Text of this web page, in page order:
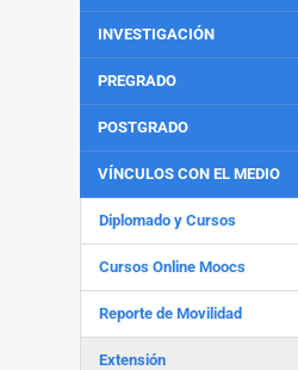
INVESTIGACIÓN
PREGRADO
POSTGRADO
VÍNCULOS CON EL MEDIO
Diplomado y Cursos
Cursos Online Moocs
Reporte de Movilidad
Extensión